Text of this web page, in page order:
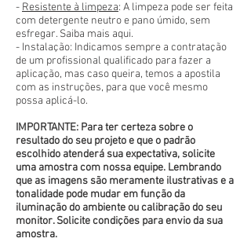
- Resistente à limpeza: A limpeza pode ser feita
com detergente neutro e pano úmido, sem
esfregar. Saiba mais aqui.
- Instalação: Indicamos sempre a contratação
de um profissional qualificado para fazer a
aplicação, mas caso queira, temos a apostila
com as instruções, para que você mesmo
possa aplicá-lo.
IMPORTANTE: Para ter certeza sobre o
resultado do seu projeto e que o padrão
escolhido atenderá sua expectativa, solicite
uma amostra com nossa equipe. Lembrando
que as imagens são meramente ilustrativas e a
tonalidade pode mudar em função da
iluminação do ambiente ou calibração do seu
monitor. Solicite condições para envio da sua
amostra.